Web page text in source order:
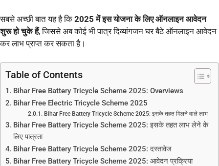
सबसे अच्छी बात यह है कि 2025 में इस योजना के लिए ऑनलाइन आवेदन
शुरू हो चुके हैं, जिससे अब कोई भी पात्र दिव्यांगजन घर बैठे ऑनलाइन आवेदन
कर लाभ प्राप्त कर सकता है।
Table of Contents
Bihar Free Battery Tricycle Scheme 2025: Overviews
Bihar Free Electric Tricycle Scheme 2025
Bihar Free Battery Tricycle Scheme 2025: इसके तहत मिलने वाले लाभ
Bihar Free Battery Tricycle Scheme 2025: इसके तहत लाभ लेने के
लिए पात्रता
Bihar Free Battery Tricycle Scheme 2025: दस्तावेज
Bihar Free Battery Tricycle Scheme 2025: आवेदन प्रक्रिया